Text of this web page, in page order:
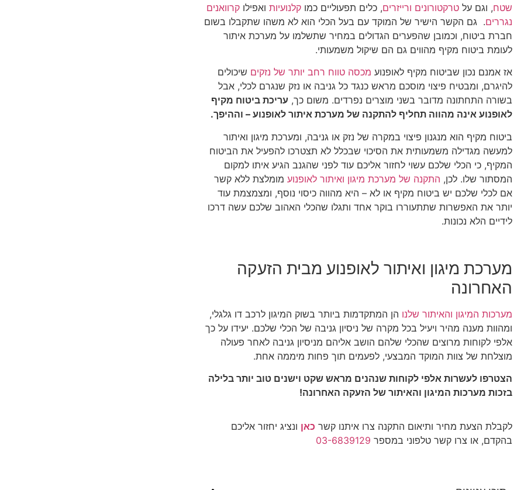
שטח, וגם על טרקטורונים ורייזרים, כלים תפעוליים כמו קלנועיות ואפילו קרוואנים
נגררים. גם הקשר הישיר של המוקד עם בעל הכלי הוא לא משהו שתקבלו בשום
חברת ביטוח, וכמובן שהפערים הגדולים במחיר שתשלמו על מערכת איתור
לעומת ביטוח מקיף מהווים גם הם שיקול משמעותי.
אז אמנם נכון שביטוח מקיף לאופנוע מכסה טווח רחב יותר של נזקים שיכולים
להיגרם, ומבטיח פיצוי מוסכם מראש כנגד כל גניבה או נזק שנגרם לכלי, אבל
בשורה התחתונה מדובר בשני מוצרים נפרדים. משום כך, עריכת ביטוח מקיף
לאופנוע אינה מהווה תחליף להתקנה של מערכת איתור לאופנוע – וההיפך.
ביטוח מקיף הוא מנגנון פיצוי במקרה של נזק או גניבה, ומערכת מיגון ואיתור
למעשה מגדילה משמעותית את הסיכוי שבכלל לא תצטרכו להפעיל את הביטוח
המקיף, כי הכלי שלכם עשוי לחזור אליכם עוד לפני שהגנב הגיע איתו למקום
המסתור שלו. לכן, התקנה של מערכת מיגון ואיתור לאופנוע מומלצת ללא קשר
אם לכלי שלכם יש ביטוח מקיף או לא – היא מהווה כיסוי נוסף, ומצמצמת עוד
יותר את האפשרות שתתעוררו בוקר אחד ותגלו שהכלי האהוב שלכם עשה דרכו
לידיים הלא נכונות.
מערכת מיגון ואיתור לאופנוע מבית הזעקה
האחרונה
מערכות המיגון והאיתור שלנו הן המתקדמות ביותר בשוק המיגון לרכב דו גלגלי,
ומהוות מענה מהיר ויעיל בכל מקרה של ניסיון גניבה של הכלי שלכם. יעידו על כך
אלפי לקוחות מרוצים שהכלי שלהם הושב אליהם מניסיון גניבה לאחר פעולה
מוצלחת של צוות המוקד המבצעי, לפעמים תוך פחות מיממה אחת.
הצטרפו לעשרות אלפי לקוחות שנהנים מראש שקט וישנים טוב יותר בלילה
בזכות מערכות המיגון והאיתור של הזעקה האחרונה!
לקבלת הצעת מחיר ותיאום התקנה צרו איתנו קשר כאן ונציג יחזור אליכם
בהקדם, או צרו קשר טלפוני במספר 03-6839129